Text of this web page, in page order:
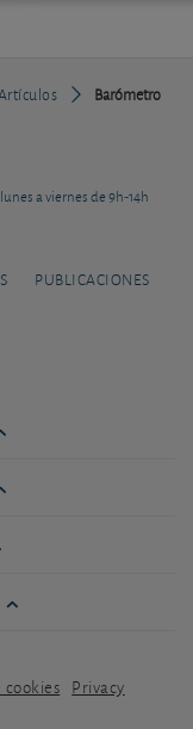
Barómetro
a viernes de 9h-14h
PUBLICACIONES
Privacy